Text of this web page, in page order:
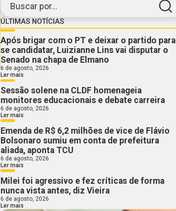
Buscar por...
ÚLTIMAS NOTÍCIAS
Após brigar com o PT e deixar o partido para
se candidatar, Luizianne Lins vai disputar o
Senado na chapa de Elmano
6 de agosto, 2026
Ler mais
Sessão solene na CLDF homenageia
monitores educacionais e debate carreira
6 de agosto, 2026
Ler mais
Emenda de R$ 6,2 milhões de vice de Flávio
Bolsonaro sumiu em conta de prefeitura
aliada, aponta TCU
6 de agosto, 2026
Ler mais
Milei foi agressivo e fez críticas de forma
nunca vista antes, diz Vieira
6 de agosto, 2026
Ler mais